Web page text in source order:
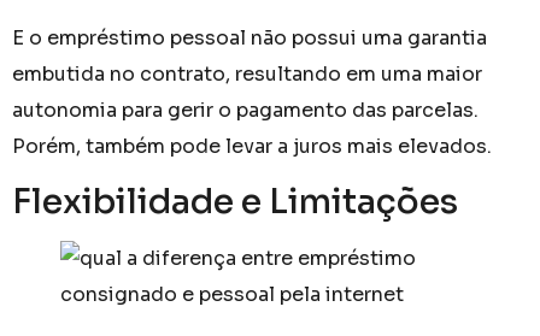
E o empréstimo pessoal não possui uma garantia
embutida no contrato, resultando em uma maior
autonomia para gerir o pagamento das parcelas.
Porém, também pode levar a juros mais elevados.
Flexibilidade e Limitações